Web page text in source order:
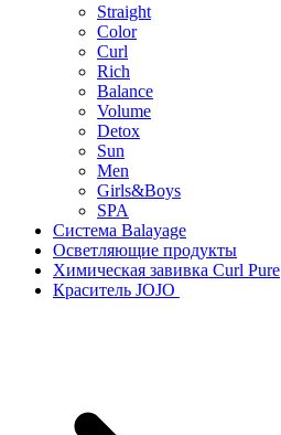
Straight
Color
Curl
Rich
Balance
Volume
Detox
Sun
Men
Girls&Boys
SPA
Система Balayage
Осветляющие продукты
Химическая завивка Curl Pure
Краситель JOJO